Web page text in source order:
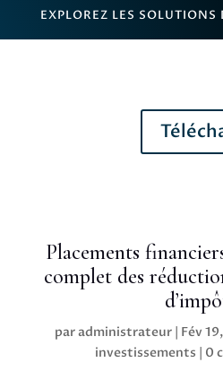
EXPLOREZ LES
Placements
complet des
paradministrateur | Fév
investissements | 0